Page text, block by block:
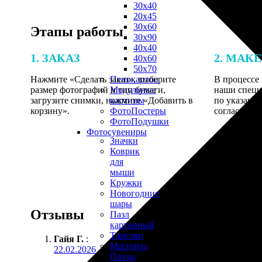
30х40
20х45
30х60
30х90
40х40
40х60
50х70
Пенокартон
Модульные
картины
ФотоПостеры
ФотоПодушки
Фотоcувениры
Значки
Коврик
для
мыши
Кружки
Новогодние
шары
Пазл
картонный
Тарелки
Магниты
Пазлы
Этапы работы
1. ЗАКАЗ
Нажмите «Сделать заказ», выберите
размер фотографий и тип бумаги,
загрузите снимки, нажмите «Добавить в
корзину».
2.
В процессе
наши
по
Отзывы
Гайя Г. :
22.02.2026